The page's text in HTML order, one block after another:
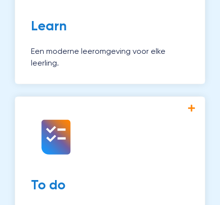
Learn
Een moderne leeromgeving voor elke
leerling.
To do
Met Magister To do zie je in één oogopslag
wat er gedaan moet worden. Zo werk je